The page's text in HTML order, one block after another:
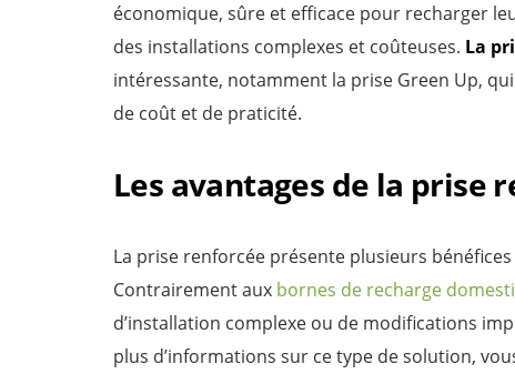
économique, sûre et efficace pour recharger
des installations complexes et coûteuses. La
intéressante, notamment la prise Green Up,
de coût et de praticité.
Les avantages de la prise
La prise renforcée présente plusieurs
Contrairement aux bornes de recharge
d’installation complexe ou de modifications
plus d’informations sur ce type de solution,